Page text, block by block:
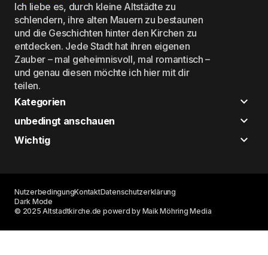
Ich liebe es, durch kleine Altstädte zu
schlendern, ihre alten Mauern zu bestaunen
und die Geschichten hinter den Kirchen zu
entdecken. Jede Stadt hat ihren eigenen
Zauber – mal geheimnisvoll, mal romantisch –
und genau diesen möchte ich hier mit dir
teilen.
Kategorien
unbedingt anschauen
Wichtig
© 2025 Altstadtkirche.de powerd by Maik Möhring Media
NutzerbedingungKontaktDatenschutzerklärung
Dark Mode